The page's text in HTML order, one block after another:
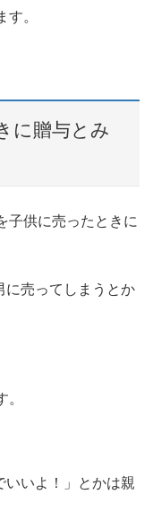
。
に贈与とみ
子供に売ったときに
に売ってしまうとか
いいよ！」とかは親